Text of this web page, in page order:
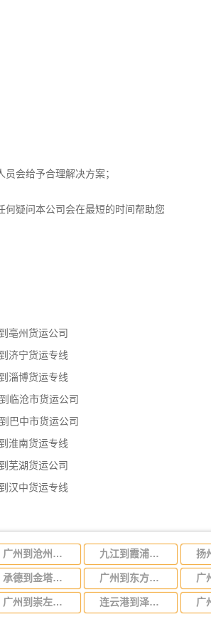
会给予合理解决方案；
疑问本公司会在最短的时间帮助您
亳州货运公司
济宁货运专线
淄博货运专线
临沧市货运公司
巴中市货运公司
淮南货运专线
芜湖货运公司
汉中货运专线
广州到沧州物流公司/广州到沧州货运专线 九江到霞浦物流公司-货运专线丢损必赔「不随意加价」
承德到金塔物流公司-货运专线机动性高「价格优惠」 广州到东方物流专线，广州到东方货运公司
广州到崇左物流专线，广州到崇左货运公司 连云港到泽普物流公司-货运专线要几天时间「直达往返」